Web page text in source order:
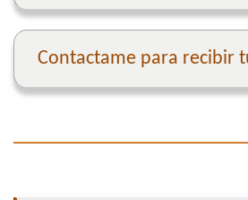
Contactame para recibir